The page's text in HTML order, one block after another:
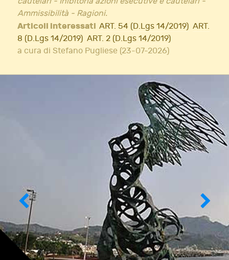
Ammissibilità - Ragioni.
Articoli interessati ART. 54 (D.Lgs 14/2019) ART.
8 (D.Lgs 14/2019) ART. 2 (D.Lgs 14/2019)
a cura di Stefano Pugliese (23-07-2026)